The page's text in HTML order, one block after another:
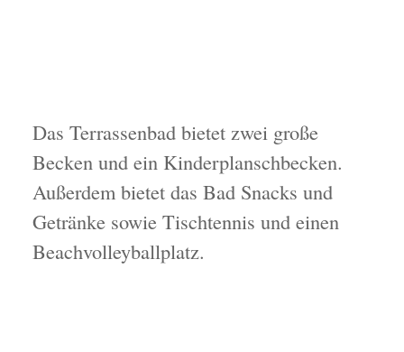
Das Terrassenbad bietet zwei große
Becken und ein Kinderplanschbecken.
Außerdem bietet das Bad Snacks und
Getränke sowie Tischtennis und einen
Beachvolleyballplatz.